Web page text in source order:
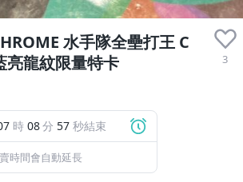
水手隊全壘打王 C
亮龍紋限量特卡
3
時 08分 57 秒結束
時間會自動延長